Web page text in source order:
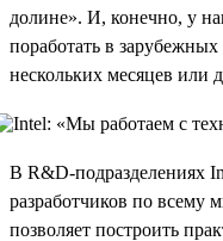
долине». И, конечно, у
поработать в
нескольких месяцев или
В R&D-подразделениях
разработчиков по всему
позволяет построить